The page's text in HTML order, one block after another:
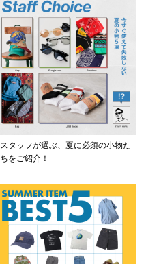
スタッフが選ぶ、夏に必須の小物た
ちをご紹介！